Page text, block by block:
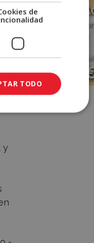
y
12 premios
Sorteo
Participa
de
TODO